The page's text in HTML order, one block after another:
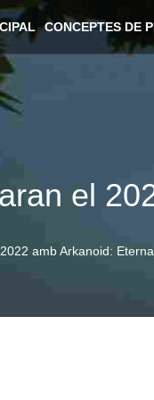
CONCEPTES DE
el
amb Arkanoid: